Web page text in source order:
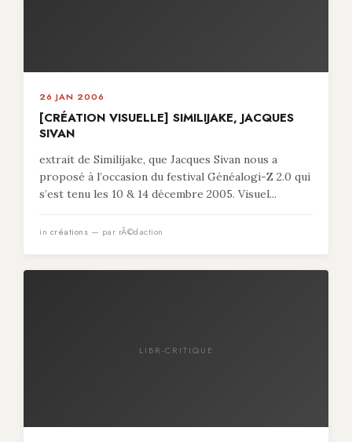
26 JAN 2006
[CRÉATION VISUELLE] SIMILIJAKE, JACQUES
SIVAN
extrait de Similijake, que Jacques Sivan nous a
proposé à l’occasion du festival Généalogi-Z 2.0 qui
s’est tenu les 10 & 14 décembre 2005. Visuel...
in créations — par rÃ©daction
LIBR-CRITIQUE